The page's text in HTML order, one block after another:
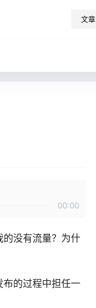
文章
00:00
没有流量？为什
的过程中担任一